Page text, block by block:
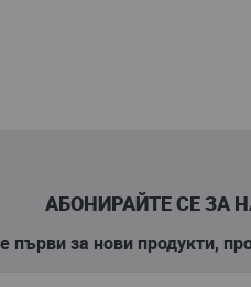
АБОНИРАЙТЕ СЕ ЗА
първи за нови продукти,